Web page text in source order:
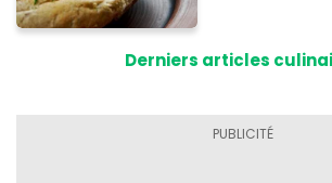
Derniers articles